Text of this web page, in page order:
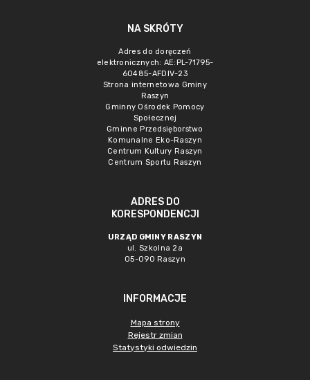
NA SKRÓTY
Adres do doręczeń
elektronicznych: AE:PL-71795-
60485-AFDIV-23
Strona internetowa Gminy
Raszyn
Gminny Ośrodek Pomocy
Społecznej
Gminne Przedsięborstwo
Komunalne Eko-Raszyn
Centrum Kultury Raszyn
Centrum Sportu Raszyn
ADRES DO
KORESPONDENCJI
URZĄD GMINY RASZYN
ul. Szkolna 2a
05-090 Raszyn
INFORMACJE
Mapa strony
Rejestr zmian
Statystyki odwiedzin